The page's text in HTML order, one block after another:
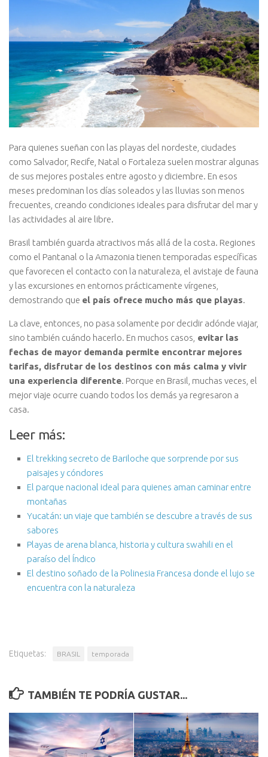
Para quienes sueñan con las playas del nordeste, ciudades
como Salvador, Recife, Natal o Fortaleza suelen mostrar algunas
de sus mejores postales entre agosto y diciembre. En esos
meses predominan los días soleados y las lluvias son menos
frecuentes, creando condiciones ideales para disfrutar del mar y
las actividades al aire libre.
Brasil también guarda atractivos más allá de la costa. Regiones
como el Pantanal o la Amazonia tienen temporadas específicas
que favorecen el contacto con la naturaleza, el avistaje de fauna
y las excursiones en entornos prácticamente vírgenes,
demostrando que el país ofrece mucho más que playas.
La clave, entonces, no pasa solamente por decidir adónde viajar,
sino también cuándo hacerlo. En muchos casos, evitar las
fechas de mayor demanda permite encontrar mejores
tarifas, disfrutar de los destinos con más calma y vivir
una experiencia diferente. Porque en Brasil, muchas veces, el
mejor viaje ocurre cuando todos los demás ya regresaron a
casa.
Leer más:
El trekking secreto de Bariloche que sorprende por sus
paisajes y cóndores
El parque nacional ideal para quienes aman caminar entre
montañas
Yucatán: un viaje que también se descubre a través de sus
sabores
Playas de arena blanca, historia y cultura swahili en el
paraíso del Índico
El destino soñado de la Polinesia Francesa donde el lujo se
encuentra con la naturaleza
Etiquetas: BRASIL temporada
TAMBIÉN TE PODRÍA GUSTAR...